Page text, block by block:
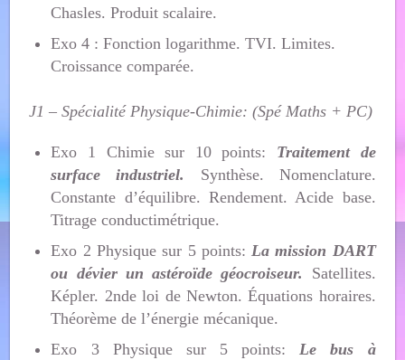
Chasles. Produit scalaire.
Exo 4 : Fonction logarithme. TVI. Limites.
Croissance comparée.
J1 – Spécialité Physique-Chimie: (Spé Maths + PC)
Exo 1 Chimie sur 10 points: Traitement de
surface industriel.
Synthèse. Nomenclature.
Constante d’équilibre. Rendement. Acide base.
Titrage conductimétrique.
Exo 2 Physique sur 5 points:La mission DART
ou dévier un astéroïde géocroiseur.
Satellites.
Képler. 2nde loi de Newton. Équations horaires.
Théorème de l’énergie mécanique.
Exo 3 Physique sur 5 points:Le bus à